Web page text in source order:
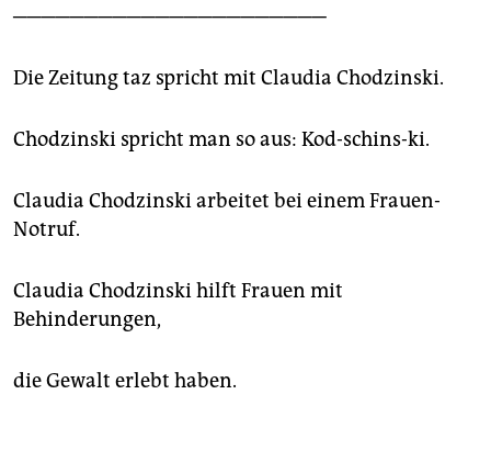
──────────────────────
Die Zeitung taz spricht mit Claudia Chodzinski.
Chodzinski spricht man so aus: Kod-schins-ki.
Claudia Chodzinski arbeitet bei einem Frauen-
Notruf.
Claudia Chodzinski hilft Frauen mit
Behinderungen,
die Gewalt erlebt haben.